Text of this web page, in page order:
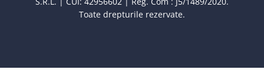
Toate drepturile rezervate.